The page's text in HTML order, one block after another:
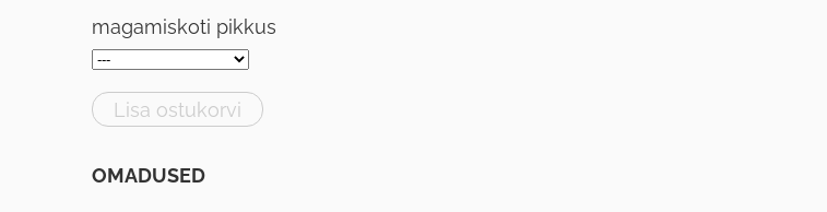
magamiskoti pikkus
Lisa ostukorvi
OMADUSED